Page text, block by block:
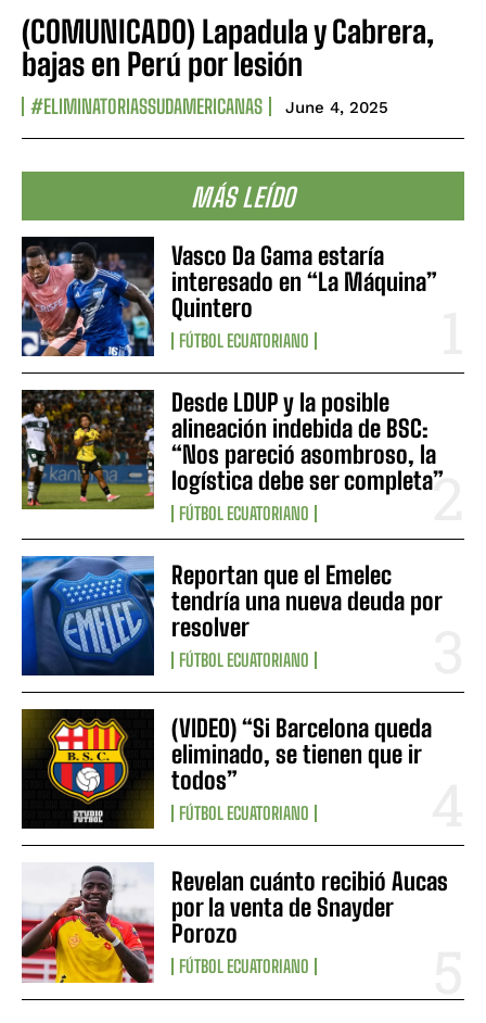
(COMUNICADO) Lapadula y Cabrera,
bajas en Perú por lesión
#ELIMINATORIASSUDAMERICANAS June 4, 2025
MÁS LEÍDO
Vasco Da Gama estaría
interesado en “La Máquina”
Quintero
FÚTBOL ECUATORIANO
Desde LDUP y la posible
alineación indebida de BSC:
“Nos pareció asombroso, la
logística debe ser completa”
FÚTBOL ECUATORIANO
Reportan que el Emelec
tendría una nueva deuda por
resolver
FÚTBOL ECUATORIANO
(VIDEO) “Si Barcelona queda
eliminado, se tienen que ir
todos”
FÚTBOL ECUATORIANO
Revelan cuánto recibió Aucas
por la venta de Snayder
Porozo
FÚTBOL ECUATORIANO